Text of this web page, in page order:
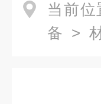
当前位
备 >